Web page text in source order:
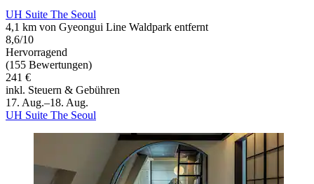
UH Suite The Seoul
4,1 km von Gyeongui Line Waldpark entfernt
8,6/10
Hervorragend
(155 Bewertungen)
241 €
inkl. Steuern & Gebühren
17. Aug.–18. Aug.
UH Suite The Seoul